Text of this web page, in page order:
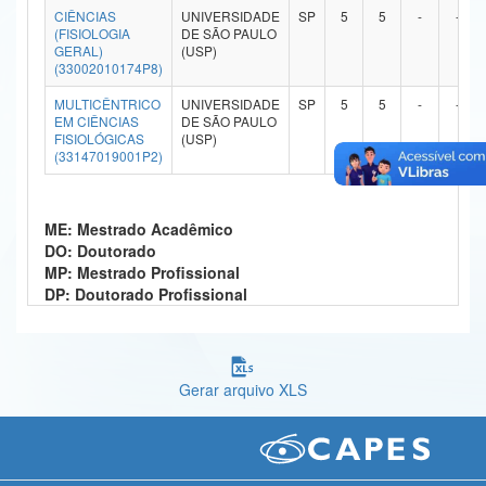
Ministério da Ciência, Tecnologia, Inovações e Comunicações
Ministério do Meio Ambiente
Ministério do Turismo
Ministério do Desenvolvimento Regional
Ministério da Mulher, da Família e dos Direitos Humanos
Secretaria-Geral
Advocacia-Geral da União
CIÊNCIAS
(FISIOLOGIA
GERAL)
(33002010174P8)
UNIVERSIDADE
DE SÃO PAULO
(USP)
SP 5 5 - -
MULTICÊNTRICO
EM CIÊNCIAS
FISIOLÓGICAS
(33147019001P2)
UNIVERSIDADE
DE SÃO PAULO
(USP)
SP 5 5 - -
ME: Mestrado Acadêmico
DO: Doutorado
MP: Mestrado Profissional
DP: Doutorado Profissional
Gerar arquivo XLS